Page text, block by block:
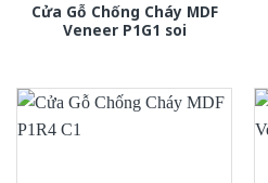
Cửa Gỗ Chống Cháy MDF
Veneer P1G1 soi